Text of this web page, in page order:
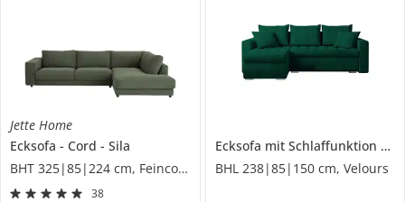
Jette Home
Ecksofa
Cord
Sila
BHT 325|85|224 cm, Feincord
38
Ecksofa mit Schlaffunktion
Luis
BHL 238|85|150 cm, Velours